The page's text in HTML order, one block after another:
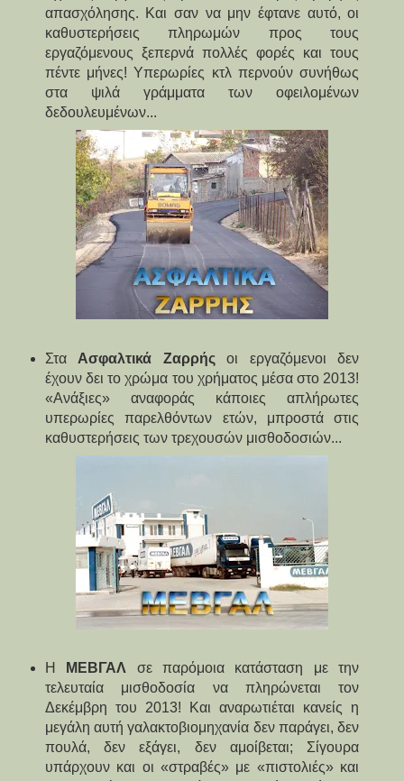
απασχόλησης. Και σαν να μην έφτανε αυτό, οι
καθυστερήσεις πληρωμών προς τους
εργαζόμενους ξεπερνά πολλές φορές και τους
πέντε μήνες! Υπερωρίες κτλ περνούν συνήθως
στα ψιλά γράμματα των οφειλομένων
δεδουλευμένων...
Στα Ασφαλτικά Ζαρρήςοι εργαζόμενοι δεν
έχουν δει το χρώμα του χρήματος μέσα στο 2013!
«Ανάξιες» αναφοράς κάποιες απλήρωτες
υπερωρίες παρελθόντων ετών, μπροστά στις
καθυστερήσεις των τρεχουσών μισθοδοσιών...
Η ΜΕΒΓΑΛ σε παρόμοια κατάσταση με την
τελευταία μισθοδοσία να πληρώνεται τον
Δεκέμβρη του 2013! Και αναρωτιέται κανείς η
μεγάλη αυτή γαλακτοβιομηχανία δεν παράγει, δεν
πουλά, δεν εξάγει, δεν αμοίβεται; Σίγουρα
υπάρχουν και οι «στραβές» με «πιστολιές» και